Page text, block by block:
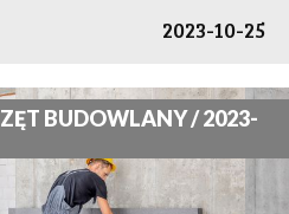
2023-10-25
BUDOWLANY / 2023-